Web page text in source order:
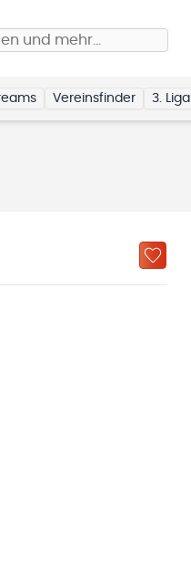
und mehr…
Vereinsfinder 3. Liga